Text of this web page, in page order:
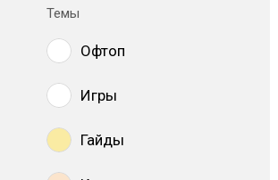
Темы
Офтоп
Игры
Гайды